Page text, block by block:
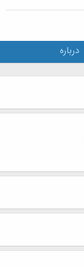
درباره